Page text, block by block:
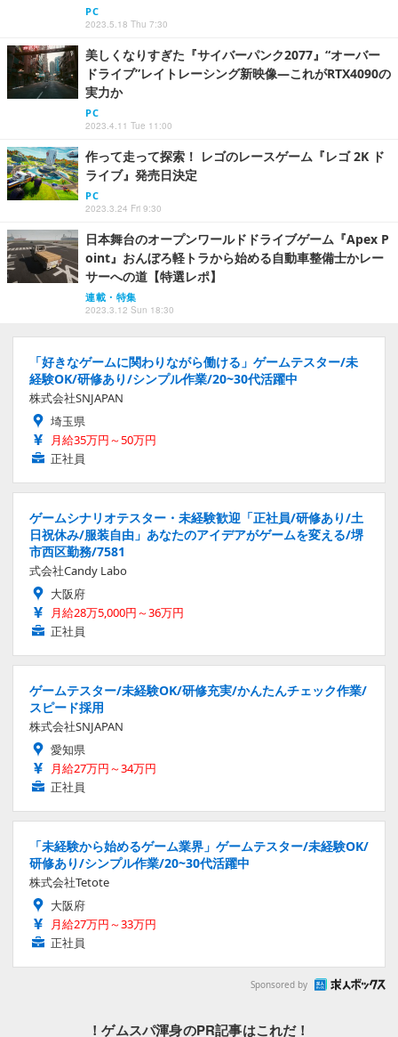
PC
2023.5.18 Thu 7:30
美しくなりすぎた『サイバーパンク2077』“オーバー
ドライブ”レイトレーシング新映像―これがRTX4090の
実力か
PC
2023.4.11 Tue 11:00
作って走って探索！ レゴのレースゲーム『レゴ 2K ド
ライブ』発売日決定
PC
2023.3.24 Fri 9:30
日本舞台のオープンワールドドライブゲーム『Apex P
oint』おんぼろ軽トラから始める自動車整備士かレー
サーへの道【特選レポ】
連載・特集
2023.3.12 Sun 18:30
「好きなゲームに関わりながら働ける」ゲームテスター/未
経験OK/研修あり/シンプル作業/20~30代活躍中
株式会社SNJAPAN
埼玉県
月給35万円～50万円
正社員
ゲームシナリオテスター・未経験歓迎「正社員/研修あり/土
日祝休み/服装自由」あなたのアイデアがゲームを変える/堺
市西区勤務/7581
式会社Candy Labo
大阪府
月給28万5,000円～36万円
正社員
ゲームテスター/未経験OK/研修充実/かんたんチェック作業/
スピード採用
株式会社SNJAPAN
愛知県
月給27万円～34万円
正社員
「未経験から始めるゲーム業界」ゲームテスター/未経験OK/
研修あり/シンプル作業/20~30代活躍中
株式会社Tetote
大阪府
月給27万円～33万円
正社員
Sponsored by
！ゲムスパ渾身のPR記事はこれだ！